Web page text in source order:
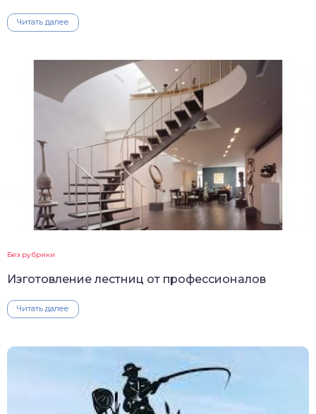
Читать далее
Без рубрики
Изготовление лестниц от профессионалов
Читать далее